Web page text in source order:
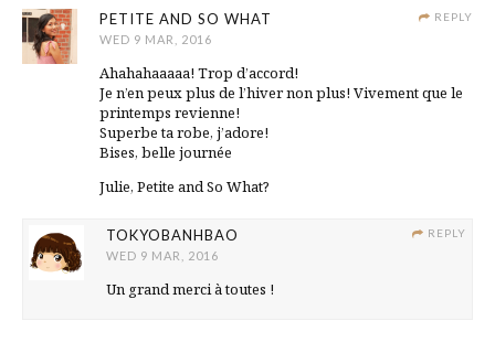
REPLY
PETITE AND SO WHAT
WED 9 MAR, 2016
Ahahahaaaaa! Trop d’accord!
Je n’en peux plus de l’hiver non plus! Vivement que le
printemps revienne!
Superbe ta robe, j’adore!
Bises, belle journée
Julie, Petite and So What?
REPLY
TOKYOBANHBAO
WED 9 MAR, 2016
Un grand merci à toutes !